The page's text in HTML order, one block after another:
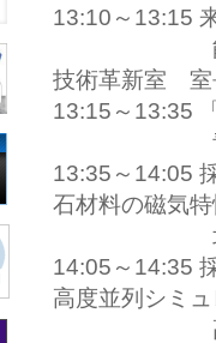
13:10～13:15
能見正（文
技術革新室 室
13:15～13:35
青木尊之
13:35～14:05
石材料の磁気
北川功
14:05～14:35
高度並列シミ
高村誠之